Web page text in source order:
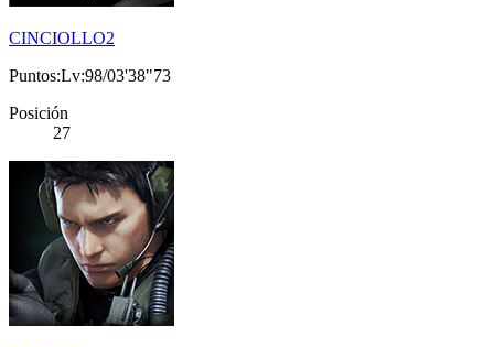
CINCIOLLO2
Puntos:Lv:98/03'38"73
Posición
27